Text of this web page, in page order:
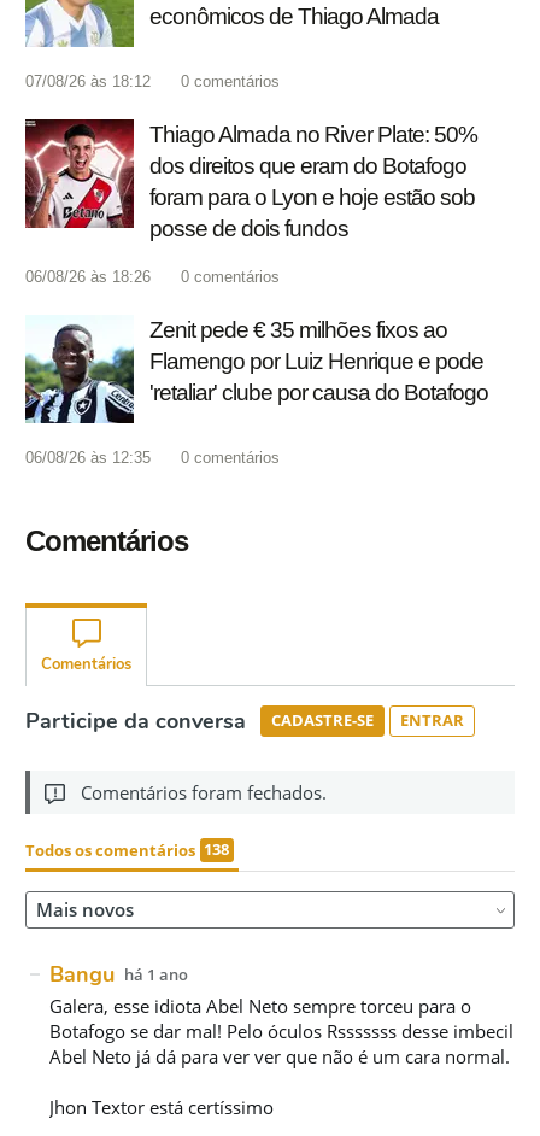
econômicos de Thiago Almada
07/08/26 às 18:12 0 comentários
Thiago Almada no River Plate: 50%
dos direitos que eram do Botafogo
foram para o Lyon e hoje estão sob
posse de dois fundos
06/08/26 às 18:26 0 comentários
Zenit pede € 35 milhões fixos ao
Flamengo por Luiz Henrique e pode
'retaliar' clube por causa do Botafogo
06/08/26 às 12:35 0 comentários
Comentários